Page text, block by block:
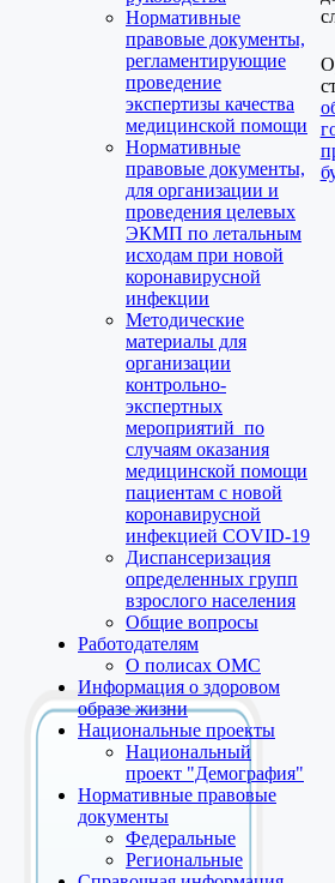
Нормативные
правовые документы,
регламентирующие
проведение
экспертизы качества
медицинской помощи
Нормативные
правовые документы,
для организации и
проведения целевых
ЭКМП по летальным
исходам при новой
коронавирусной
инфекции
Методические
материалы для
организации
контрольно-
экспертных
мероприятий по
случаям оказания
медицинской помощи
пациентам с новой
коронавирусной
инфекцией COVID-19
Диспансеризация
определенных групп
взрослого населения
Общие вопросы
Работодателям
О полисах ОМС
Информация о здоровом
образе жизни
Национальные проекты
Национальный
проект "Демография"
Нормативные правовые
документы
Федеральные
Региональные